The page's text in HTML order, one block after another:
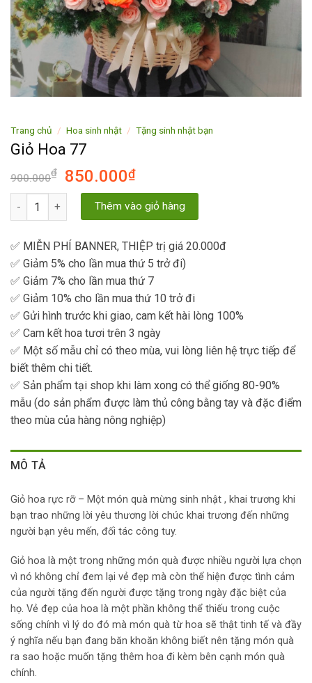
Trang chủ / Hoa sinh nhật / Tặng sinh nhật bạn
Giỏ Hoa 77
900.000₫ 850.000₫
Giỏ Hoa 77 số lượngThêm vào giỏ hàng
✅ MIỄN PHÍ BANNER, THIỆP trị giá 20.000đ
✅ Giảm 5% cho lần mua thứ 5 trở đi)
✅ Giảm 7% cho lần mua thứ 7
✅ Giảm 10% cho lần mua thứ 10 trở đi
✅ Gửi hình trước khi giao, cam kết hài lòng 100%
✅ Cam kết hoa tươi trên 3 ngày
✅ Một số mẫu chỉ có theo mùa, vui lòng liên hệ trực tiếp để
biết thêm chi tiết.
✅ Sản phẩm tại shop khi làm xong có thể giống 80-90%
mẫu (do sản phẩm được làm thủ công bằng tay và đặc điểm
theo mùa của hàng nông nghiệp)
MÔ TẢ
Giỏ hoa rực rỡ – Một món quà mừng sinh nhật , khai trương khi
bạn trao những lời yêu thương lời chúc khai trương đến những
người bạn yêu mến, đối tác công tuy.
Giỏ hoa là một trong những món quà được nhiều người lựa chọn
vì nó không chỉ đem lại vẻ đẹp mà còn thể hiện được tình cảm
của người tặng đến người được tặng trong ngày đặc biệt của
họ. Vẻ đẹp của hoa là một phần không thể thiếu trong cuộc
sống chính vì lý do đó mà món quà từ hoa sẽ thật tinh tế và đầy
ý nghĩa nếu bạn đang băn khoăn không biết nên tặng món quà
ra sao hoặc muốn tặng thêm hoa đi kèm bên cạnh món quà
chính.